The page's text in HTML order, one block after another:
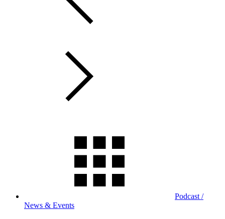
Podcast /
News & Events